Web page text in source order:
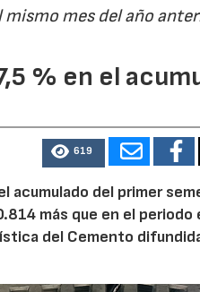
mes del año
% en el
619
acumulado del primer
más que en el periodo
del Cemento